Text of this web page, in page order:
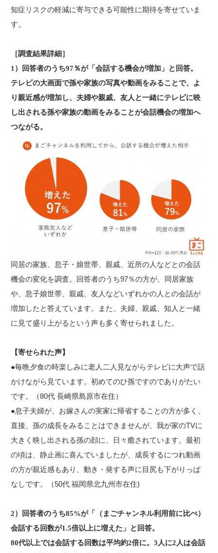
知症リスクの軽減に寄与できる可能性に期待を寄せていま
す。
［調査結果詳細］
1）回答者のうち97％が「会話する機会が増加」と回答。
テレビの大画面で孫や家族の写真や動画をみることで、よ
り親近感が増加し、夫婦や親戚、友人と一緒にテレビに映
し出される孫や家族の動画をみることが会話機会の増加へ
つながる。
同居の家族、息子・娘世帯、親戚、近所の人などとの会話
機会の変化を調査。回答者のうち97％の方が、同居家族
や、息子娘世帯、親戚、友人などいずれかの人との会話が
増加したと答えています。また、夫婦、親戚、知人と一緒
に見て盛り上がるという声も多く寄せられました。
【寄せられた声】
●毎晩夕食の時楽しみに老人二人見ながらテレビに大声で話
かけながら見ています。初めてのひ孫ですのでありがたい
です。（80代 長崎県島原市在住）
●息子夫婦が、お嫁さんの実家に帰省することの方が多く、
直接、孫の成長をみることはできませんが、我が家のTVに
大きく映し出される孫の顔に、日々癒されています。最初
の頃は、静止画に喜んでいましたが、成長するにつれ動画
の方が親近感もあり、動き・発する声に目尻も下がりっぱ
なしです。（50代 福岡県北九州市在住)
2）回答者のうち85%が「（まごチャンネル利用前に比べ）
会話する回数が1.5倍以上に増えた」と回答。
80代以上では会話する回数は平均約2倍に。3人に2人は会話